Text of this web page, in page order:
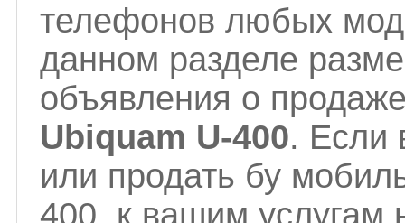
телефонов любых
данном разделе
объявления о
Ubiquam U-400. Если
или продать бу
400, к вашим услугам